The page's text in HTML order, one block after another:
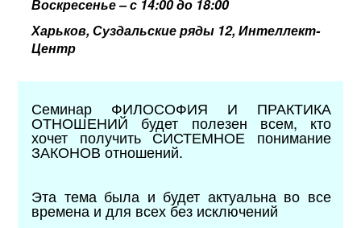
Воскресенье – с 14:00 до 18:00
Харьков, Суздальские ряды 12, Интеллект-
Центр
Семинар ФИЛОСОФИЯ И ПРАКТИКА
ОТНОШЕНИЙ будет полезен всем, кто
хочет получить СИСТЕМНОЕ понимание
ЗАКОНОВ отношений.
Эта тема была и будет актуальна во все
времена и для всех без исключений